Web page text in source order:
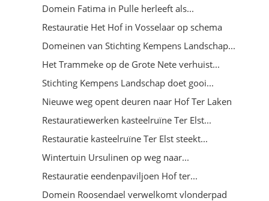
Domein Fatima in Pulle herleeft als...
Restauratie Het Hof in Vosselaar op schema
Domeinen van Stichting Kempens Landschap...
Het Trammeke op de Grote Nete verhuist...
Stichting Kempens Landschap doet gooi...
Nieuwe weg opent deuren naar Hof Ter Laken
Restauratiewerken kasteelruïne Ter Elst...
Restauratie kasteelruïne Ter Elst steekt...
Wintertuin Ursulinen op weg naar...
Restauratie eendenpaviljoen Hof ter...
Domein Roosendael verwelkomt vlonderpad